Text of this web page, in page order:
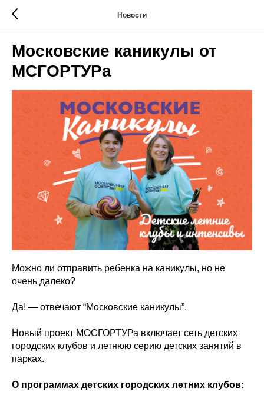
Новости
Московские каникулы от
МСГОРТУРа
Можно ли отправить ребенка на каникулы, но не
очень далеко?
Да! — отвечают “Московские каникулы”.
Новый проект МОСГОРТУРа включает сеть детских
городских клубов и летнюю серию детских занятий в
парках.
О программах детских городских летних клубов: